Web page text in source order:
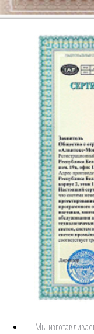
Мы